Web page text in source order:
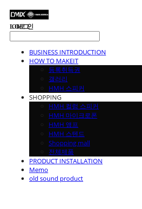
LOG IN로그인
BUSINESS INTRODUCTION
HOW TO MAKEIT
등록취득권
갤러리
HMH 스피커
SHOPPING
HMH 컬럼 스피커
HMH 마이크로폰
HMH 앰프
HMH 스텐드
Shopping mall
전체제품
PRODUCT INSTALLATION
Memo
old sound product